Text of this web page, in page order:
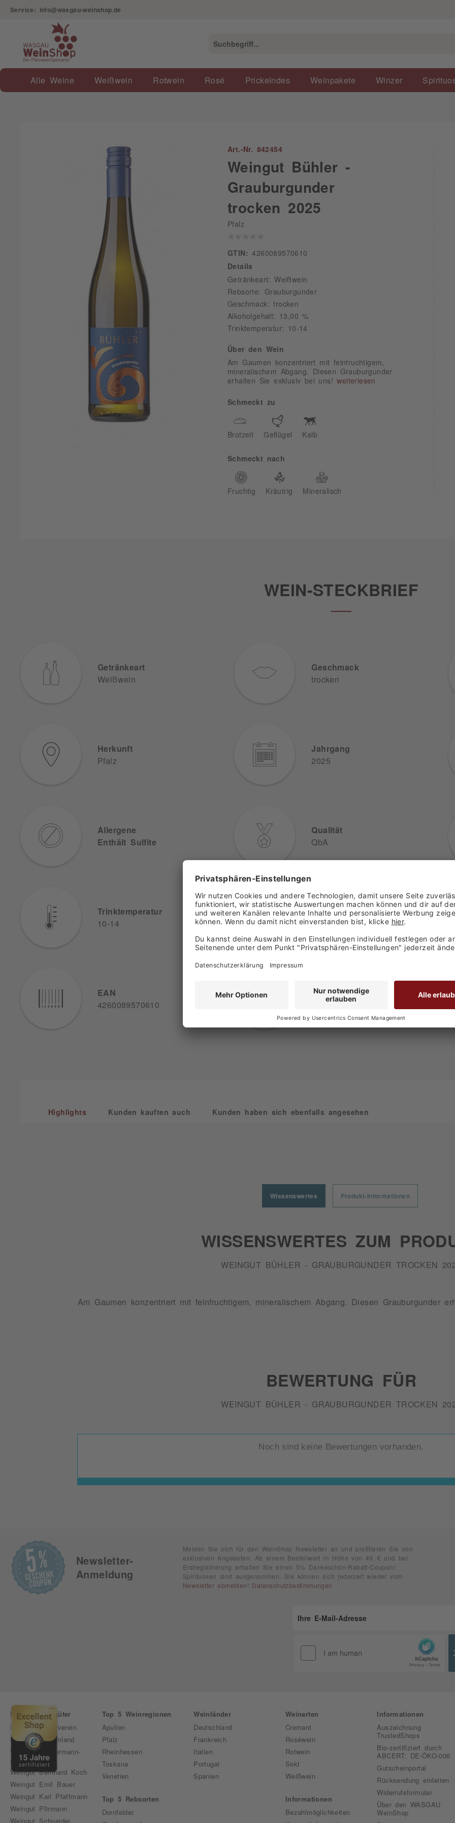
Service: info@wasgau-weinshop.de
Alle Weine Weißwein Rotwein Rosé Prickelndes Weinpakete Winzer
Art.-Nr. 842454
Weingut Bühler -
Grauburgunder
trocken 2025
Pfalz
GTIN:
4260089570610
Details
Getränkeart: Weißwein
Rebsorte: Grauburgunder
Geschmack: trocken
Alkoholgehalt: 13,00 %
Trinktemperatur: 10-14
Über den Wein
Am Gaumen konzentriert mit feinfruchtigem,
mineralischem Abgang. Diesen Grauburgunder
erhalten Sie exklusiv bei uns!weiterlesen
Schmeckt zu
Brotzeit Geflügel Kalb
Schmeckt nach
Fruchtig Kräutrig Mineralisch
WEIN-STECKBRIEF
Getränkeart
Weißwein
Geschmack
trocken
Herkunft
Pfalz
Jahrgang
2025
Allergene
Enthält Sulfite
Qualität
QbA
Trinktemperatur
10-14
Lage
Kallstadt
EAN
4260089570610
Weingut Bühler
Backhausgasse 2
Highlights Kunden kauften auch Kunden haben sich ebenfalls angesehen
Wissenswertes Produkt-Informationen
WISSENSWERTES ZUM
WEINGUT BÜHLER - GRAUBURGUNDER TROCKEN
Am Gaumen konzentriert mit feinfruchtigem, mineralischem Abgang. Diesen Grauburgunder
BEWERTUNG FÜR
WEINGUT BÜHLER - GRAUBURGUNDER TROCKEN
Noch sind keine Bewertungen vorhanden.
Newsletter-
Anmeldung
Melden Sie sich für den WeinShop Newsletter an und profitieren Sie von
exklusiven Angeboten. Ab einem Bestellwert in Höhe von 49,-€ und bei
Erstregistrierung erhalten Sie einen 5% Dankeschön-Rabatt-Coupon!
Spirituosen sind ausgenommen. Sie können sich jederzeit wieder vom
Newsletter abmelden ! Datenschutzbestimmungen
Pfälzer Weingüter
Forster Winzerverein
Sekthaus Raumland
Weingut Bassermann-
Jordan
Weingut Bernhard Koch
Weingut Emil Bauer
Weingut Karl Pfaffmann
Weingut Pfirmann
Weingut Schneider
Top 5 Weinregionen
Apulien
Pfalz
Rheinhessen
Toskana
Venetien
Top 5 Rebsorten
Dornfelder
Weinländer
Deutschland
Frankreich
Italien
Portugal
Spanien
Weinarten
Cremant
Roséwein
Rotwein
Sekt
Weißwein
Informationen
Bezahlmöglichkeiten
Informationen
Auszeichnung
TrustedShops
Bio-zertifiziert durch
ABCERT: DE-ÖKO-006
Gutscheinportal
Rücksendung einleiten
Widerrufsformular
Über den WASGAU
WeinShop